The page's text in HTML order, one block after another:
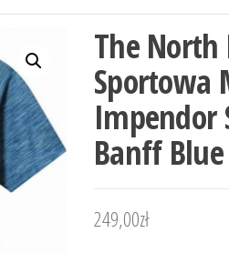
The North
Sportowa
Impendor
Banff
249,00zł